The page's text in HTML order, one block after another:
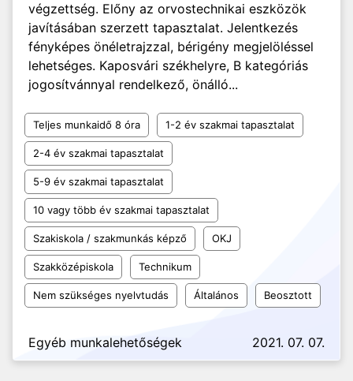
végzettség. Előny az orvostechnikai eszközök
javításában szerzett tapasztalat. Jelentkezés
fényképes önéletrajzzal, bérigény megjelöléssel
lehetséges. Kaposvári székhelyre, B kategóriás
jogosítvánnyal rendelkező, önálló...
Teljes munkaidő 8 óra 1-2 év szakmai tapasztalat
2-4 év szakmai tapasztalat
5-9 év szakmai tapasztalat
10 vagy több év szakmai tapasztalat
Szakiskola / szakmunkás képző OKJ
Szakközépiskola Technikum
Nem szükséges nyelvtudás Általános Beosztott
Egyéb munkalehetőségek 2021. 07. 07.